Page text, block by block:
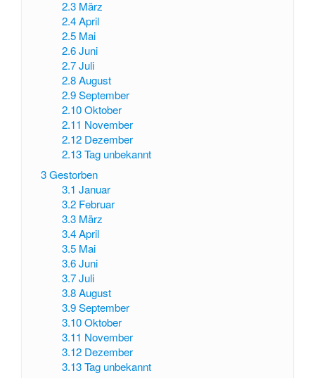
2.3 März
2.4 April
2.5 Mai
2.6 Juni
2.7 Juli
2.8 August
2.9 September
2.10 Oktober
2.11 November
2.12 Dezember
2.13 Tag unbekannt
3Gestorben
3.1 Januar
3.2 Februar
3.3 März
3.4 April
3.5 Mai
3.6 Juni
3.7 Juli
3.8 August
3.9 September
3.10 Oktober
3.11 November
3.12 Dezember
3.13 Tag unbekannt